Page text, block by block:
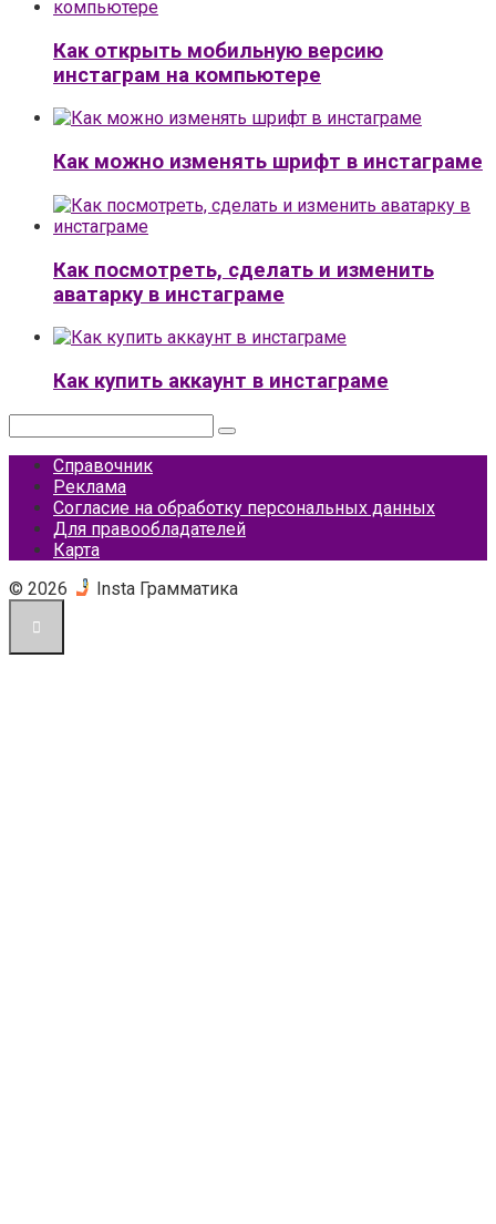
Как открыть мобильную версию
инстаграм на компьютере
Как можно изменять шрифт в инстаграме
Как посмотреть, сделать и изменить
аватарку в инстаграме
Как купить аккаунт в инстаграме
Справочник
Реклама
Согласие на обработку персональных данных
Для правообладателей
Карта
© 2026
Insta Грамматика